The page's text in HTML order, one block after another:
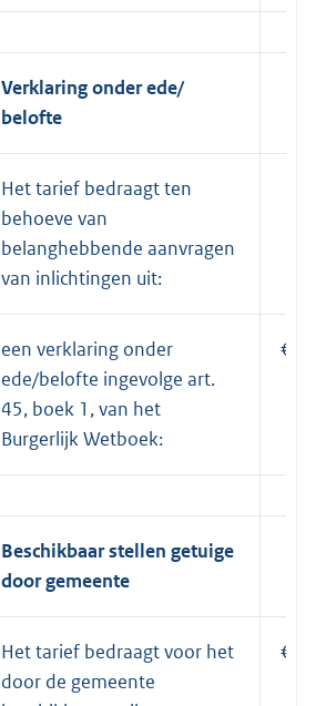
Verklaring onder ede/
belofte
Het tarief bedraagt ten
behoeve van
belanghebbende aanvragen
van inlichtingen uit:
een verklaring onder
ede/belofte ingevolge art.
45, boek 1, van het
Burgerlijk Wetboek:
€
Beschikbaar stellen getuige
door gemeente
Het tarief bedraagt voor het
door de gemeente
€